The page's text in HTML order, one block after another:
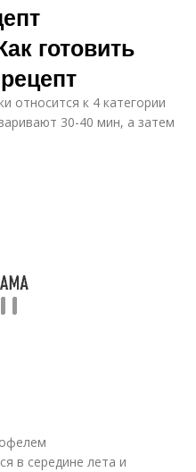
готовить
относится к 4 категории
30-40 мин, а затем
в середине лета и